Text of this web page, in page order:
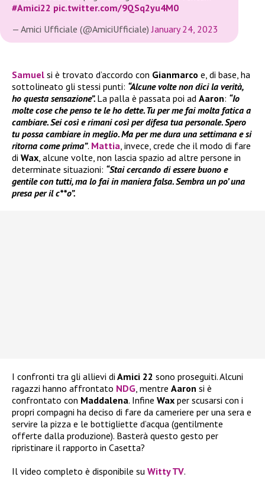
#Amici22 pic.twitter.com/9QSq2yu4M0
— Amici Ufficiale (@AmiciUfficiale) January 24, 2023
Samuel si è trovato d’accordo con Gianmarco e, di base, ha
sottolineato gli stessi punti: “Alcune volte non dici la verità,
ho questa sensazione”. La palla è passata poi ad Aaron: “Io
molte cose che penso te le ho dette. Tu per me fai molta fatica a
cambiare. Sei così e rimani così per difesa tua personale. Spero
tu possa cambiare in meglio. Ma per me dura una settimana e si
ritorna come prima”. Mattia , invece, crede che il modo di fare
di Wax , alcune volte, non lascia spazio ad altre persone in
determinate situazioni: “Stai cercando di essere buono e
gentile con tutti, ma lo fai in maniera falsa. Sembra un po’ una
presa per il c**o”.
I confronti tra gli allievi di Amici 22 sono proseguiti. Alcuni
ragazzi hanno affrontato NDG , mentre Aaron si è
confrontato con Maddalena. Infine Wax per scusarsi con i
propri compagni ha deciso di fare da cameriere per una sera e
servire la pizza e le bottigliette d’acqua (gentilmente
offerte dalla produzione). Basterà questo gesto per
ripristinare il rapporto in Casetta?
Il video completo è disponibile su Witty TV.